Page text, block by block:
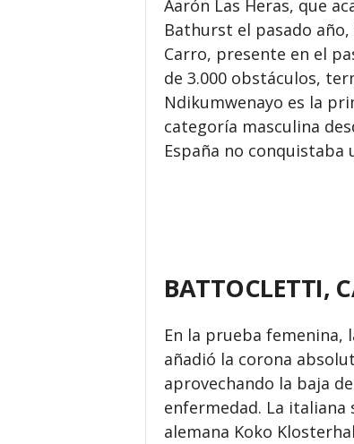
Aarón Las Heras, que
Bathurst el pasado año,
Carro, presente en el
de 3.000 obstáculos,
Ndikumwenayo es la
categoría masculina
España no conquistaba
BATTOCLETTI,
En la prueba
añadió la corona
aprovechando la baja
enfermedad. La italiana
alemana Koko